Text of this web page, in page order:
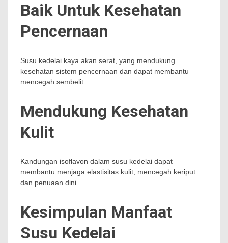
Baik Untuk Kesehatan
Pencernaan
Susu kedelai kaya akan serat, yang mendukung
kesehatan sistem pencernaan dan dapat membantu
mencegah sembelit.
Mendukung Kesehatan
Kulit
Kandungan isoflavon dalam susu kedelai dapat
membantu menjaga elastisitas kulit, mencegah keriput
dan penuaan dini.
Kesimpulan Manfaat
Susu Kedelai